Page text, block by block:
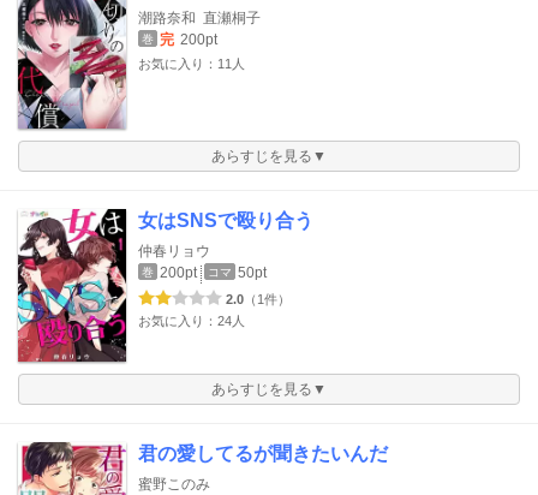
潮路奈和 直瀬桐子
巻 完 200pt
お気に入り：11人
あらすじを見る▼
女はSNSで殴り合う
仲春リョウ
巻 200pt コマ 50pt
2.0 （1件）
お気に入り：24人
あらすじを見る▼
君の愛してるが聞きたいんだ
蜜野このみ